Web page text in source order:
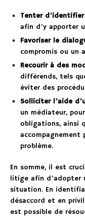
Tenter d’identifier
afin d’y apporter
Favoriser le
compromis ou un
Recourir à des
différends, tels
éviter des
Solliciter l’aide
un médiateur,
obligations, ainsi
accompagnement
problème.
En somme, il est
litige afin d’adopter
situation. En
désaccord et en
est possible de